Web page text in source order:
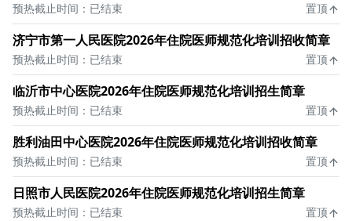
预热截止时间：已结束 置顶
济宁市第一人民医院2026年住院医师规范化培训招收简章
预热截止时间：已结束 置顶
临沂市中心医院2026年住院医师规范化培训招生简章
预热截止时间：已结束 置顶
胜利油田中心医院2026年住院医师规范化培训招收简章
预热截止时间：已结束 置顶
日照市人民医院2026年住院医师规范化培训招生简章
预热截止时间：已结束 置顶